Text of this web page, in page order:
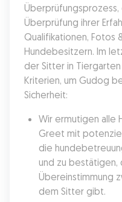
Überprüfungsprozess,
Überprüfung ihrer
Qualifikationen, Fotos
Hundebesitzern. Im
der Sitter in
Kriterien, um Gudog
Sicherheit:
Wir ermutigen alle
Greet mit
die
und zu bestätigen,
Übereinstimmung
dem Sitter gibt.